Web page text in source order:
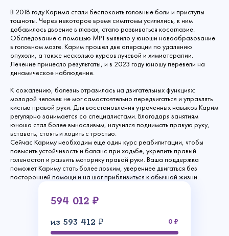
В 2018 году Карима стали беспокоить головные боли и приступы
тошноты. Через некоторое время симптомы усилились, к ним
добавилось двоение в глазах, стало развиваться косоглазие.
Обследование с помощью МРТ выявило у юноши новообразование
в головном мозге. Карим прошел две операции по удалению
опухоли, а также несколько курсов лучевой и химиотерапии.
Лечение принесло результаты, и в 2023 году юношу перевели на
динамическое наблюдение.
К сожалению, болезнь отразилась на двигательных функциях:
молодой человек не мог самостоятельно передвигаться и управлять
кистью правой руки. Для восстановления утраченных навыков Карим
регулярно занимается со специалистами. Благодаря занятиям
юноша стал более выносливым, научился поднимать правую руку,
вставать, стоять и ходить с тростью.
Сейчас Кариму необходим еще один курс реабилитации, чтобы
повысить устойчивость и баланс при ходьбе, укрепить правый
голеностоп и развить моторику правой руки. Ваша поддержка
поможет Кариму стать более ловким, увереннее двигаться без
посторонней помощи и на шаг приблизиться к обычной жизни.
594 012 ₽
из 593 412 ₽ 0